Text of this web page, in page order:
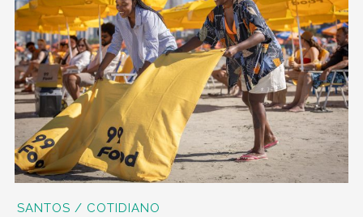
SANTOS / COTIDIANO